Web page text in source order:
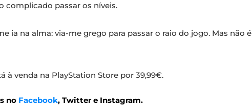
complicado passar os níveis.
ia na alma: via-me grego para passar o raio do jogo. Mas não
à venda na PlayStation Store por 39,99€.
no Facebook, Twitter e Instagram.